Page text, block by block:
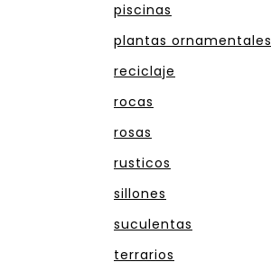
piscinas
plantas ornamentales
reciclaje
rocas
rosas
rusticos
sillones
suculentas
terrarios